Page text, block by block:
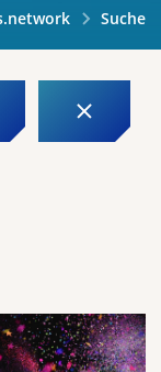
Suche